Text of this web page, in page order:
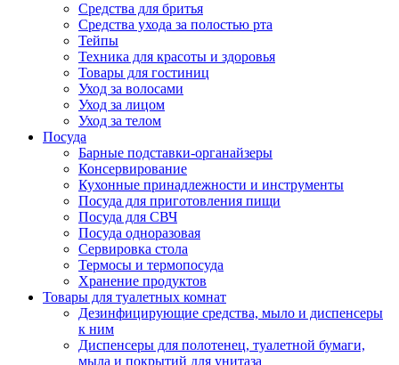
Средства для бритья
Средства ухода за полостью рта
Тейпы
Техника для красоты и здоровья
Товары для гостиниц
Уход за волосами
Уход за лицом
Уход за телом
Посуда
Барные подставки-органайзеры
Консервирование
Кухонные принадлежности и инструменты
Посуда для приготовления пищи
Посуда для СВЧ
Посуда одноразовая
Сервировка стола
Термосы и термопосуда
Хранение продуктов
Товары для туалетных комнат
Дезинфицирующие средства, мыло и диспенсеры
к ним
Диспенсеры для полотенец, туалетной бумаги,
мыла и покрытий для унитаза